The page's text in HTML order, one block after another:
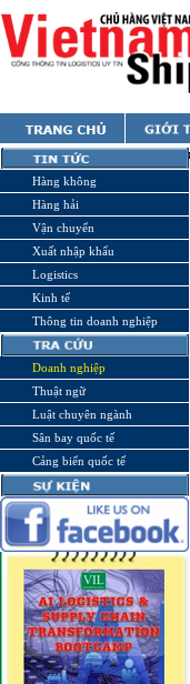
Hàng không
Hàng hải
Vận chuyển
Xuất nhập khẩu
Logistics
Kinh tế
Thông tin doanh nghiệp
Doanh nghiệp
Thuật ngữ
Luật chuyên ngành
Sân bay quốc tế
Cảng biển quốc tế